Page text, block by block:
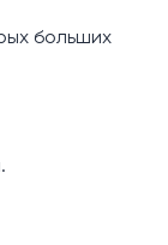
больших